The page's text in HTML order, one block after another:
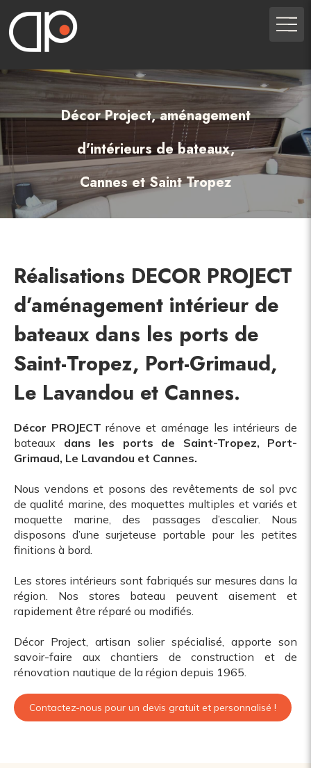
Décor Project, aménagement
d'intérieurs de bateaux,
Cannes et Saint Tropez
Réalisations DECOR PROJECT
d’aménagement intérieur de
bateaux dans les ports de
Saint-Tropez, Port-Grimaud,
Le Lavandou et Cannes.
Décor PROJECT rénove et aménage les intérieurs de
bateaux dans les ports de Saint-Tropez, Port-
Grimaud, Le Lavandou et Cannes.
Nous vendons et posons des revêtements de sol pvc
de qualité marine, des moquettes multiples et variés et
moquette marine, des passages d’escalier. Nous
disposons d’une surjeteuse portable pour les petites
finitions à bord.
Les stores intérieurs sont fabriqués sur mesures dans la
région. Nos stores bateau peuvent aisement et
rapidement être réparé ou modifiés.
Décor Project, artisan solier spécialisé, apporte son
savoir-faire aux chantiers de construction et de
rénovation nautique de la région depuis 1965.
Contactez-nous pour un devis gratuit et personnalisé !